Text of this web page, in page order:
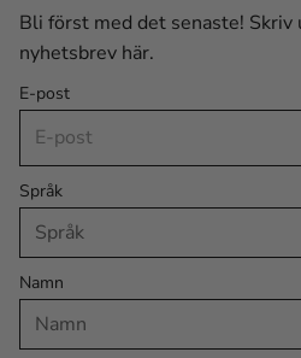
Bli först med det senaste! Skriv
nyhetsbrev här.
E-post
Språk
Namn